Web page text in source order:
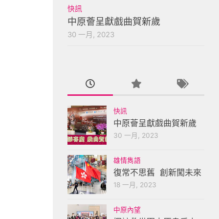
快訊
中原薈呈獻戲曲賀新歲
30 一月, 2023
快訊
中原薈呈獻戲曲賀新歲
30 一月, 2023
雄情雋語
復常不思舊 創新闖未來
18 一月, 2023
中原內望